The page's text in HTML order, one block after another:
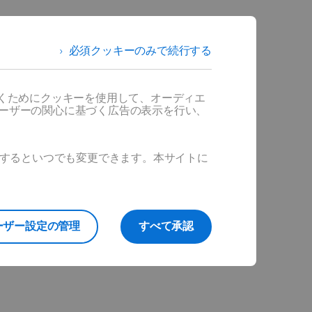
必須クッキーのみで続行する
ためにクッキーを使用して、オーディエ
ーの関心に基づく広告の表示を行い、
るといつでも変更できます。本サイトに
すべて承認
ザー設定の管理